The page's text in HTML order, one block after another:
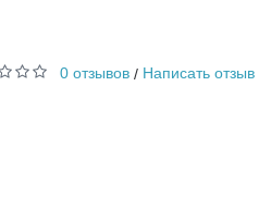
0 отзывов/ Написать отзыв